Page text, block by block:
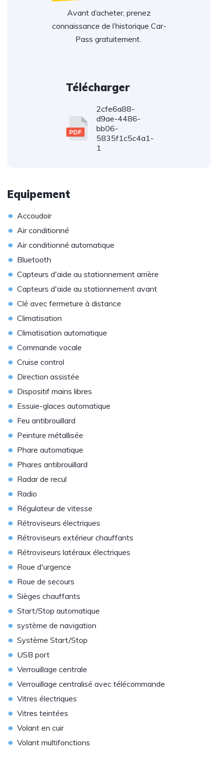
Avant d’acheter, prenez
connaissance de l’historique Car-
Pass gratuitement.
Télécharger
2cfe6a88-
d9ae-4486-
bb06-
5835f1c5c4a1-
1
Equipement
• Accoudoir
• Air conditionné
• Air conditionné automatique
• Bluetooth
• Capteurs d'aide au stationnement arrière
• Capteurs d'aide au stationnement avant
• Clé avec fermeture à distance
• Climatisation
• Climatisation automatique
• Commande vocale
• Cruise control
• Direction assistée
• Dispositif mains libres
• Essuie-glaces automatique
• Feu antibrouillard
• Peinture métallisée
• Phare automatique
• Phares antibrouillard
• Radar de recul
• Radio
• Régulateur de vitesse
• Rétroviseurs électriques
• Rétroviseurs extérieur chauffants
• Rétroviseurs latéraux électriques
• Roue d'urgence
• Roue de secours
• Sièges chauffants
• Start/Stop automatique
• système de navigation
• Système Start/Stop
• USB port
• Verrouillage centrale
• Verrouillage centralisé avec télécommande
• Vitres électriques
• Vitres teintées
• Volant en cuir
• Volant multifonctions